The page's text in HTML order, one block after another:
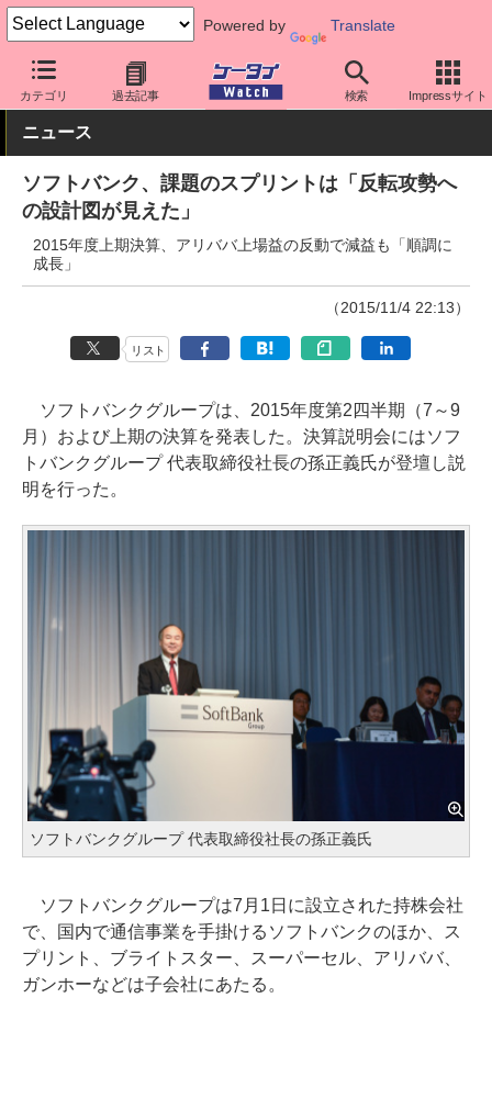
Powered by Translate
カテゴリ 過去記事 検索 Impressサイト
ケータイ Watch キャリア ソフトバンク その他
ニュース
ソフトバンク、課題のスプリントは「反転攻勢へ
の設計図が見えた」
2015年度上期決算、アリババ上場益の反動で減益も「順調に
成長」
（2015/11/4 22:13）
リスト
ソフトバンクグループは、2015年度第2四半期（7～9
月）および上期の決算を発表した。決算説明会にはソフ
トバンクグループ 代表取締役社長の孫正義氏が登壇し説
明を行った。
ソフトバンクグループ 代表取締役社長の孫正義氏
ソフトバンクグループは7月1日に設立された持株会社
で、国内で通信事業を手掛けるソフトバンクのほか、ス
プリント、ブライトスター、スーパーセル、アリババ、
ガンホーなどは子会社にあたる。